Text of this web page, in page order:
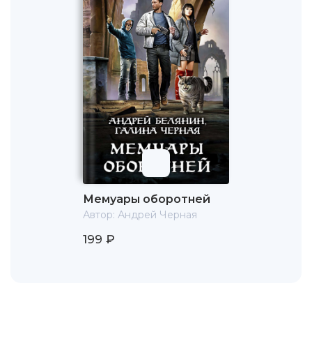
Мемуары оборотней
Автор: Андрей Черная
199 ₽